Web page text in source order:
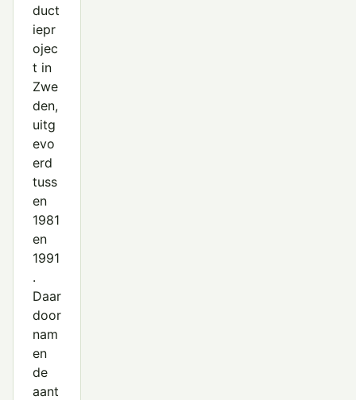
duct
iepr
ojec
t in
Zwe
den,
uitg
evo
erd
tuss
en
1981
en
1991
.
Daar
door
nam
en
de
aant